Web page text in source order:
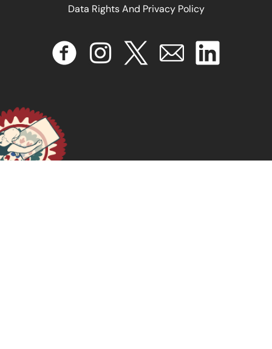
Deuda feminista
Data Rights And Privacy Policy